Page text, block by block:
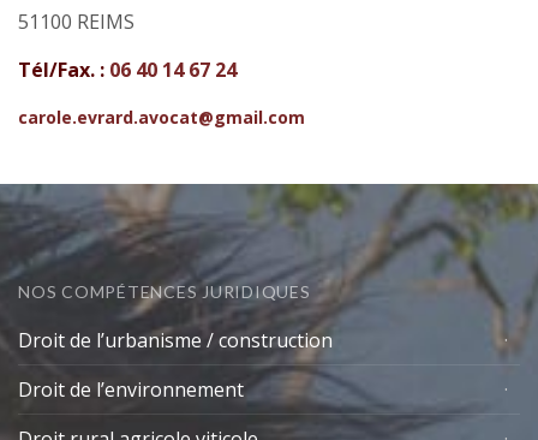
51100 REIMS
Tél/Fax. : 06 40 14 67 24
carole.evrard.avocat@gmail.com
NOS COMPÉTENCES JURIDIQUES
Droit de l’urbanisme / construction
Droit de l’environnement